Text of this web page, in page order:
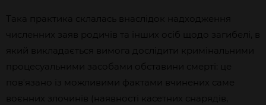
Така практика склалась внаслідок надходження
численних заяв родичів та інших осіб щодо загибелі, в
який викладається вимога дослідити кримінальними
процесуальними засобами обставини смерті: це
повʼязано із можливими фактами вчинених саме
воєнних злочинів (наявності касетних снарядів,